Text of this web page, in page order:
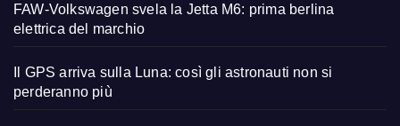
FAW-Volkswagen svela la Jetta M6: prima berlina
elettrica del marchio
Il GPS arriva sulla Luna: così gli astronauti non si
perderanno più